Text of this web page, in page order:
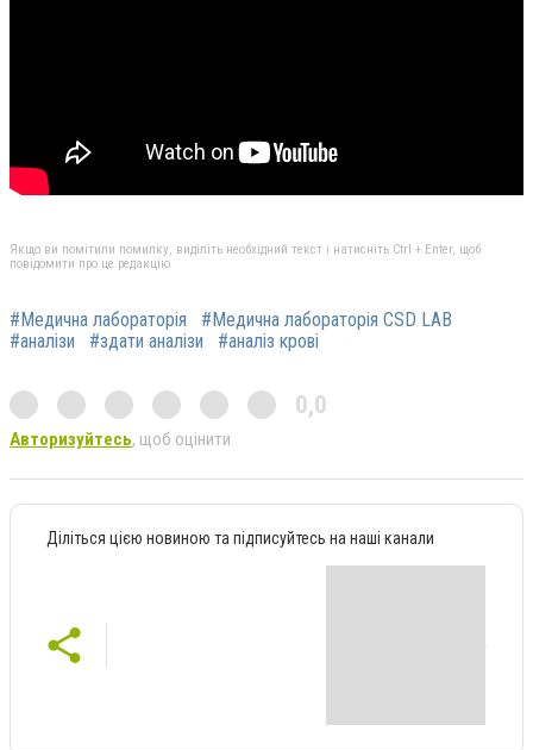
Якщо ви помітили помилку, виділіть необхідний текст і натисніть Ctrl + Enter, щоб
повідомити про це редакцію
#Медична лабораторія
#Медична лабораторія CSD LAB
#аналізи
#здати аналізи #аналіз крові
0,0
Авторизуйтесь, щоб оцінити
Діліться цією новиною та підписуйтесь на наші канали